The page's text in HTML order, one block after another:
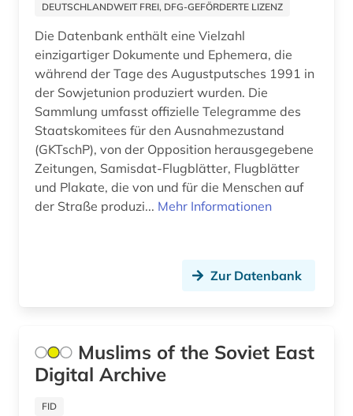
DEUTSCHLANDWEIT FREI, DFG-GEFÖRDERTE LIZENZ
Die Datenbank enthält eine Vielzahl
einzigartiger Dokumente und Ephemera, die
während der Tage des Augustputsches 1991 in
der Sowjetunion produziert wurden. Die
Sammlung umfasst offizielle Telegramme des
Staatskomitees für den Ausnahmezustand
(GKTschP), von der Opposition herausgegebene
Zeitungen, Samisdat-Flugblätter, Flugblätter
und Plakate, die von und für die Menschen auf
der Straße produzi... Mehr Informationen
Zur Datenbank
Muslims of the Soviet East
Digital Archive
FID